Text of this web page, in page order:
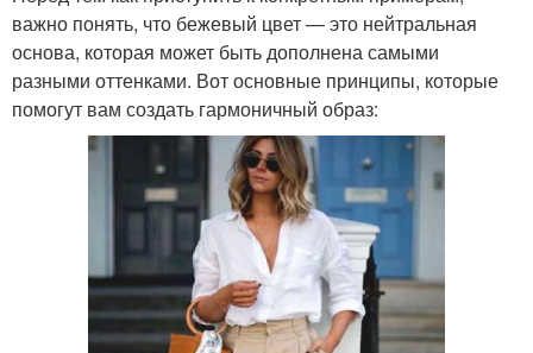
важно понять, что бежевый цвет — это нейтральная
основа, которая может быть дополнена самыми
разными оттенками. Вот основные принципы, которые
помогут вам создать гармоничный образ: